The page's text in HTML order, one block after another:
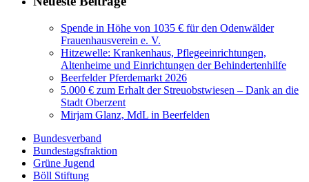
Spende in Höhe von 1035 € für den Odenwälder
Frauenhausverein e. V.
Hitzewelle: Krankenhaus, Pflegeeinrichtungen,
Altenheime und Einrichtungen der Behindertenhilfe
Beerfelder Pferdemarkt 2026
5.000 € zum Erhalt der Streuobstwiesen – Dank an die
Stadt Oberzent
Mirjam Glanz, MdL in Beerfelden
Bundesverband
Bundestagsfraktion
Grüne Jugend
Böll Stiftung